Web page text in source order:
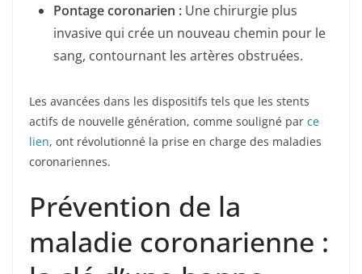
Pontage coronarien : Une chirurgie plus
invasive qui crée un nouveau chemin pour le
sang, contournant les artères obstruées.
Les avancées dans les dispositifs tels que les stents
actifs de nouvelle génération, comme souligné par ce
lien, ont révolutionné la prise en charge des maladies
coronariennes.
Prévention de la
maladie coronarienne :